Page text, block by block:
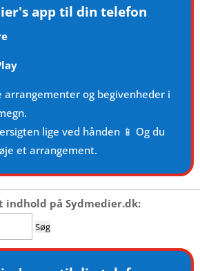
app til din telefon
arrangementer og begivenheder i
lige ved hånden 📱 Og du
et arrangement.
indhold på Sydmedier.dk: